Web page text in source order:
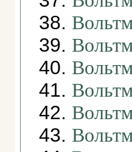
38.
39.
40.
41.
42.
43.